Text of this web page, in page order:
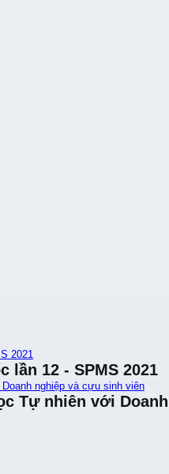
2021
lần 12 - SPMS 2021
nghiệp và cựu sinh viên
Tự nhiên với